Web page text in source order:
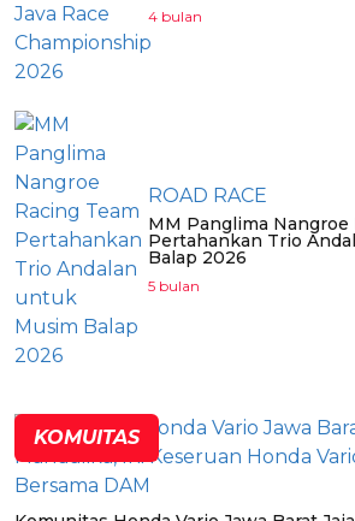
4 bulan
ROAD RACE
MM Panglima Nangroe
Pertahankan Trio
Balap 2026
5 bulan
KOMUITAS